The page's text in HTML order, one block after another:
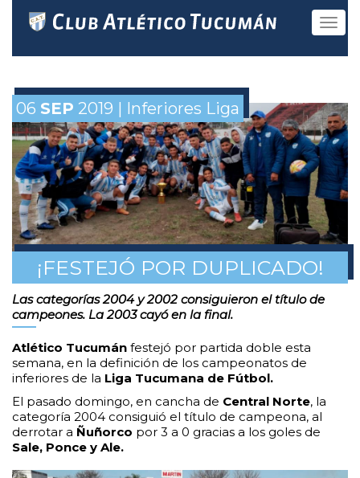
Toggle
06 SEP 2019 | Inferiores Liga
¡FESTEJÓ POR DUPLICADO!
Las categorías 2004 y 2002 consiguieron el título de
campeones. La 2003 cayó en la final.
Atlético Tucumán festejó por partida doble esta
semana, en la definición de los campeonatos de
inferiores de la Liga Tucumana de Fútbol.
El pasado domingo, en cancha de Central Norte, la
categoría 2004 consiguió el título de campeona, al
derrotar a Ñuñorco por 3 a 0 gracias a los goles de
Sale, Ponce y Ale.